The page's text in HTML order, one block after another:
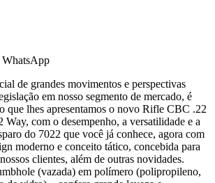
WhatsApp
de grandes movimentos e perspectivas
em nosso segmento de mercado, é
que lhes apresentamos o novo Rifle CBC .22
Way, com o desempenho, a versatilidade e a
do 7022 que você já conhece, agora com
moderno e conceito tático, concebida para
clientes, além de outras novidades.
(vazada) em polímero (polipropileno,